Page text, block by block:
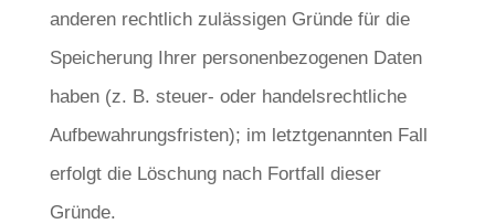
anderen rechtlich zulässigen Gründe für die
Speicherung Ihrer personenbezogenen Daten
haben (z. B. steuer- oder handelsrechtliche
Aufbewahrungsfristen); im letztgenannten Fall
erfolgt die Löschung nach Fortfall dieser
Gründe.